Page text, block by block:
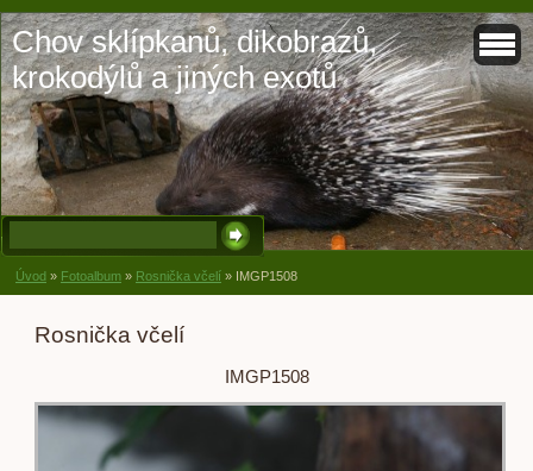
Chov sklípkanů, dikobrazů,
krokodýlů a jiných exotů
Úvod » Fotoalbum » Rosnička včelí » IMGP1508
Rosnička včelí
IMGP1508